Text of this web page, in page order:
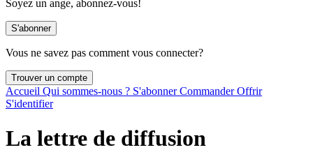
Soyez un ange, abonnez-vous!
Vous ne savez pas comment vous connecter?
Accueil Qui sommes-nous ? S'abonnerCommanderOffrir
S'identifier
La lettre de diffusion